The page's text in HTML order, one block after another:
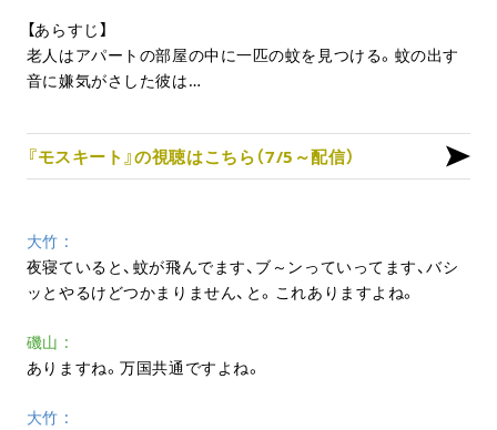
【あらすじ】
老人はアパートの部屋の中に一匹の蚊を見つける。蚊の出す
音に嫌気がさした彼は…
『モスキート』の視聴はこちら（7/5～配信）
大竹
夜寝ていると、蚊が飛んでます、ブ～ンっていってます、バシ
ッとやるけどつかまりません、と。これありますよね。
磯山
ありますね。万国共通ですよね。
大竹